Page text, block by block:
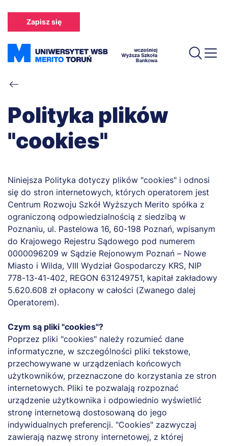
treści
Zapisz się
Ścieżka
nawigacyjna
Polityka plików
"cookies"
Niniejsza Polityka dotyczy plików "cookies" i odnosi
się do stron internetowych, których operatorem jest
Centrum Rozwoju Szkół Wyższych Merito spółka z
ograniczoną odpowiedzialnością z siedzibą w
Poznaniu, ul. Pastelowa 16, 60-198 Poznań, wpisanym
do Krajowego Rejestru Sądowego pod numerem
0000096209 w Sądzie Rejonowym Poznań – Nowe
Miasto i Wilda, VIII Wydział Gospodarczy KRS, NIP
778-13-41-402, REGON 631249751, kapitał zakładowy
5.620.608 zł opłacony w całości (Zwanego dalej
Operatorem).
Czym są pliki "cookies"?
Poprzez pliki "cookies" należy rozumieć dane
informatyczne, w szczególności pliki tekstowe,
przechowywane w urządzeniach końcowych
użytkowników, przeznaczone do korzystania ze stron
internetowych. Pliki te pozwalają rozpoznać
urządzenie użytkownika i odpowiednio wyświetlić
stronę internetową dostosowaną do jego
indywidualnych preferencji. "Cookies" zazwyczaj
zawierają nazwę strony internetowej, z której